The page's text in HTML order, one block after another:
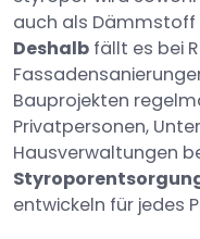
auch als Dämmstoff
Deshalb fällt es bei
Bauprojekten
Privatpersonen,
Hausverwaltungen
entwickeln für jedes